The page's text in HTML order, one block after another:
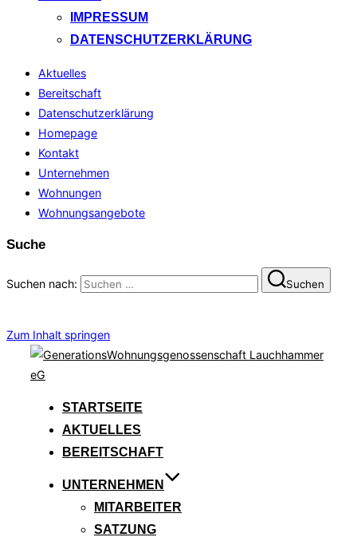
IMPRESSUM
DATENSCHUTZERKLÄRUNG
Aktuelles
Bereitschaft
Datenschutzerklärung
Homepage
Kontakt
Unternehmen
Wohnungen
Wohnungsangebote
Suche
Suchen nach: Suchen
Zum Inhalt springen
STARTSEITE
AKTUELLES
BEREITSCHAFT
UNTERNEHMEN
MITARBEITER
SATZUNG